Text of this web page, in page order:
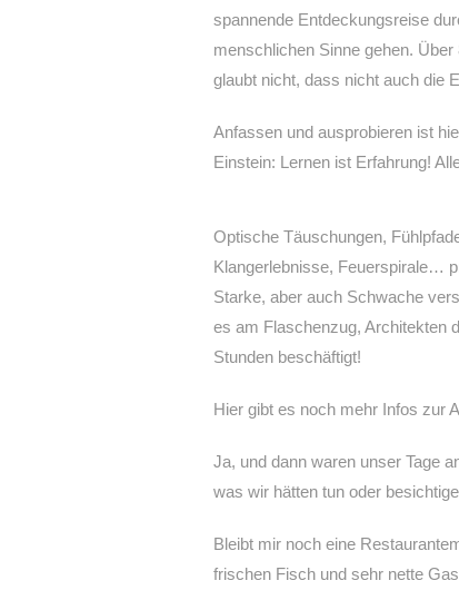
spannende Entdeckungsreise
menschlichen Sinne gehen.
glaubt nicht, dass nicht auch die
Anfassen und ausprobieren ist
Einstein: Lernen ist Erfahrung!
Optische Täuschungen,
Klangerlebnisse, Feuerspirale…
Starke, aber auch Schwache
es am Flaschenzug, Architekten
Stunden beschäftigt!
Hier gibt es noch mehr Infos zur
Ja, und dann waren unser Tage
was wir hätten tun oder
Bleibt mir noch eine
frischen Fisch und sehr nette